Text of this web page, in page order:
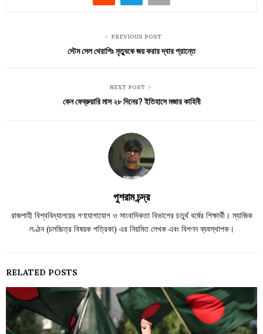
PREVIOUS POST
স্টেম সেল থেরাপিঃ মৃত্যুকে জয় করার দ্বার প্রান্তে
NEXT POST
কেন ফেব্রুয়ারি মাস ২৮ দিনের? ইতিহাসে মজার কাহিনী
পুশরাম চন্দ্র
রাজশাহী বিশ্ববিদ্যালয়ের গণযোগাযোগ ও সাংবাদিকতা বিভাগের চতুর্থ বর্ষের শিক্ষার্থী। ম্যাজিক
লণ্ঠন (চলচ্চিত্র বিষয়ক পত্রিকা) এর নিয়মিত লেখক এবং বিপণন ব্যবস্থাপক।
RELATED POSTS